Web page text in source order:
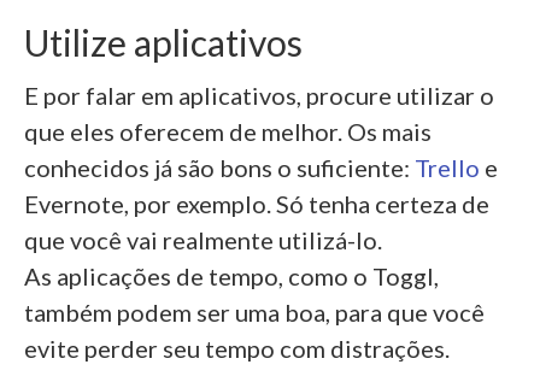
Utilize aplicativos
E por falar em aplicativos, procure utilizar o
que eles oferecem de melhor. Os mais
conhecidos já são bons o suficiente: Trello e
Evernote, por exemplo. Só tenha certeza de
que você vai realmente utilizá-lo.
As aplicações de tempo, como o Toggl,
também podem ser uma boa, para que você
evite perder seu tempo com distrações.